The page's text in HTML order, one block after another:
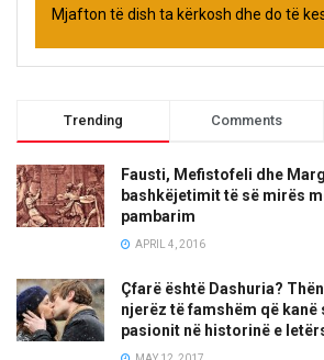
Mjafton të dish ta kërkosh dhe do të
Trending Comments
Fausti, Mefistofeli dhe
bashkëjetimit të së mirës
pambarim
APRIL 4, 2016
Çfarë është Dashuria?
njerëz të famshëm që
pasionit në historinë e